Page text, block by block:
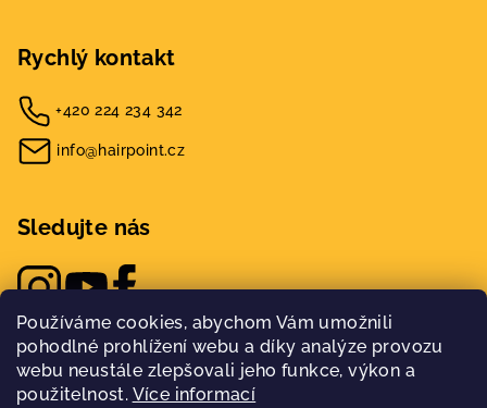
Používáme cookies, abychom Vám umožnili
pohodlné prohlížení webu a díky analýze provozu
webu neustále zlepšovali jeho funkce, výkon a
použitelnost. Více informací
Rychlý kontakt
+420 224 234 342
info@hairpoint.cz
Sledujte nás